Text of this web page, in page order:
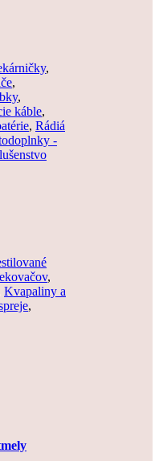
,
,
,
káble,
, Rádiá
-
,
Kvapaliny a
,